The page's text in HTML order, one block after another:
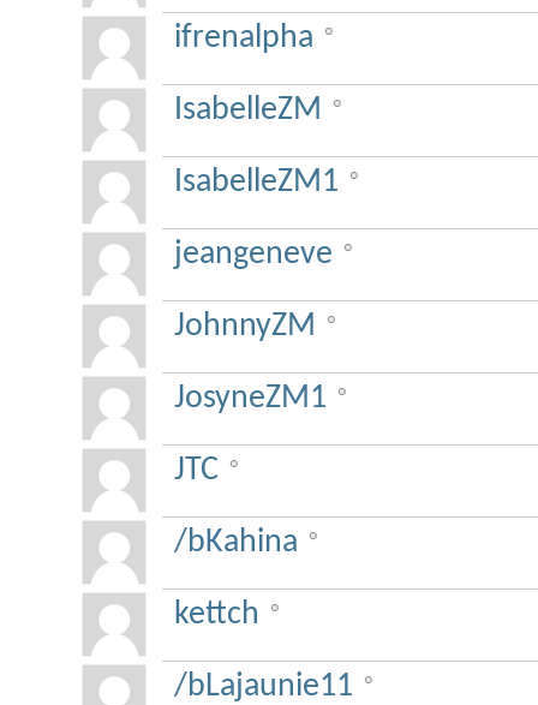
ifrenalpha
IsabelleZM
IsabelleZM1
jeangeneve
JohnnyZM
JosyneZM1
JTC
/bKahina
kettch
/bLajaunie11